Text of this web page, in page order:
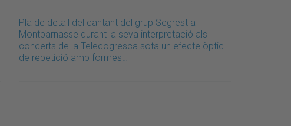
Pla de detall del cantant del grup Segrest a
Montparnasse durant la seva interpretació als
concerts de la Telecogresca sota un efecte òptic
de repetició amb formes…